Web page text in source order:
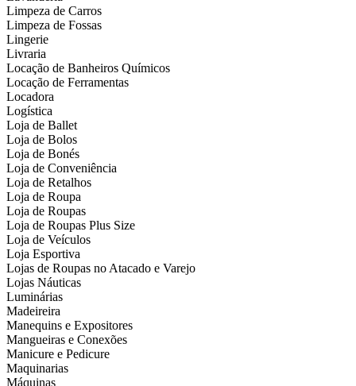
Limpeza de Carros
Limpeza de Fossas
Lingerie
Livraria
Locação de Banheiros Químicos
Locação de Ferramentas
Locadora
Logística
Loja de Ballet
Loja de Bolos
Loja de Bonés
Loja de Conveniência
Loja de Retalhos
Loja de Roupa
Loja de Roupas
Loja de Roupas Plus Size
Loja de Veículos
Loja Esportiva
Lojas de Roupas no Atacado e Varejo
Lojas Náuticas
Luminárias
Madeireira
Manequins e Expositores
Mangueiras e Conexões
Manicure e Pedicure
Maquinarias
Máquinas